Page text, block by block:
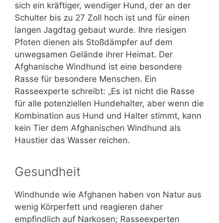
sich ein kräftiger, wendiger Hund, der an der
Schulter bis zu 27 Zoll hoch ist und für einen
langen Jagdtag gebaut wurde. Ihre riesigen
Pfoten dienen als Stoßdämpfer auf dem
unwegsamen Gelände ihrer Heimat. Der
Afghanische Windhund ist eine besondere
Rasse für besondere Menschen. Ein
Rasseexperte schreibt: „Es ist nicht die Rasse
für alle potenziellen Hundehalter, aber wenn die
Kombination aus Hund und Halter stimmt, kann
kein Tier dem Afghanischen Windhund als
Haustier das Wasser reichen.
Gesundheit
Windhunde wie Afghanen haben von Natur aus
wenig Körperfett und reagieren daher
empfindlich auf Narkosen; Rasseexperten